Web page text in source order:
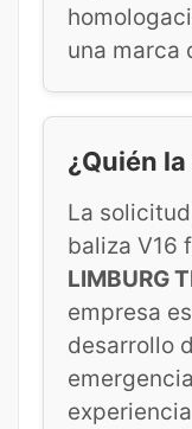
una marca
¿Quién
La
baliza V16
LIMBURG
empresa
desarrollo